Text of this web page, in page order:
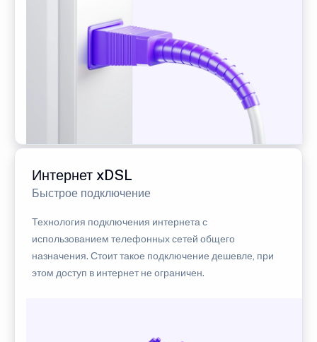
Интернет xDSL
Быстрое подключение
Технология подключения интернета с
использованием телефонных сетей общего
назначения. Стоит такое подключение дешевле, при
этом доступ в интернет не ограничен.